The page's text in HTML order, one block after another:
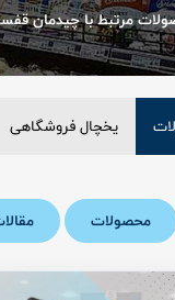
مرتبط با چیدمان
یخچال فروشگاهی
محصولات